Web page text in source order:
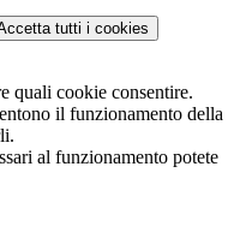
tutti i cookies
quali cookie consentire.
il funzionamento della
al funzionamento potete